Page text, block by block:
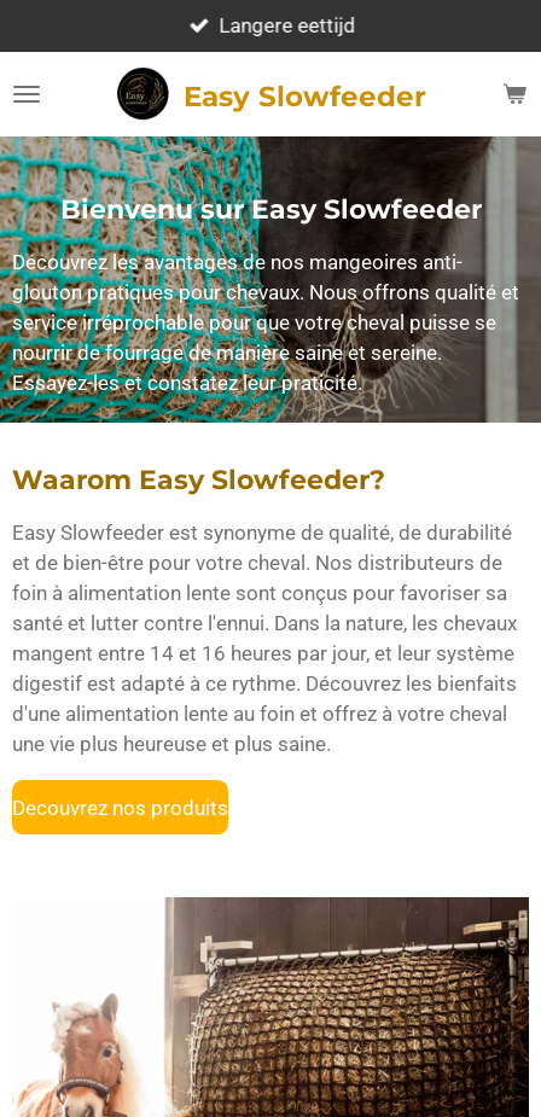
direct
naar
hoofdinhoud
Easy Slowfeeder
Langere eettijd
Bienvenu sur Easy Slowfeeder
Découvrez les avantages de nos mangeoires anti-
glouton pratiques pour chevaux. Nous offrons qualité et
service irréprochable pour que votre cheval puisse se
nourrir de fourrage de manière saine et sereine.
Essayez-les et constatez leur praticité.
Waarom Easy Slowfeeder?
Easy Slowfeeder est synonyme de qualité, de durabilité
et de bien-être pour votre cheval. Nos distributeurs de
foin à alimentation lente sont conçus pour favoriser sa
santé et lutter contre l'ennui. Dans la nature, les chevaux
mangent entre 14 et 16 heures par jour, et leur système
digestif est adapté à ce rythme. Découvrez les bienfaits
d'une alimentation lente au foin et offrez à votre cheval
une vie plus heureuse et plus saine.
Decouvrez nos produits